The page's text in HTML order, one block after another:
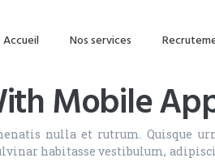
Accueil Nos services
Mobile
nulla et rutrum. Quisque
habitasse vestibulum,